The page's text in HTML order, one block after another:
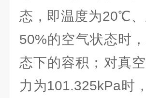
态，即温度为20℃
50%的空气状态时
态下的容积；对真
力为101.325kPa时